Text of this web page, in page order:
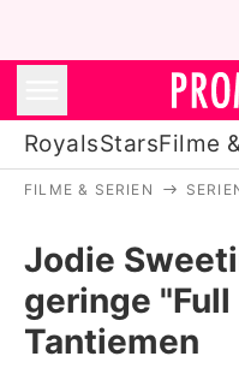
RoyalsStarsFilme
FILME & SERIEN
Jodie
geringe
Tantiemen